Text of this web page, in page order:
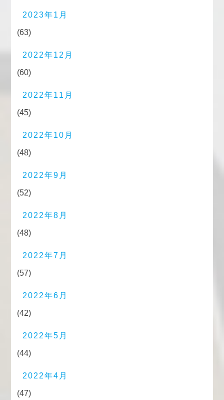
2023年1月
(63)
2022年12月
(60)
2022年11月
(45)
2022年10月
(48)
2022年9月
(52)
2022年8月
(48)
2022年7月
(57)
2022年6月
(42)
2022年5月
(44)
2022年4月
(47)